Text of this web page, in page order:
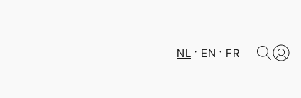
NL EN FR